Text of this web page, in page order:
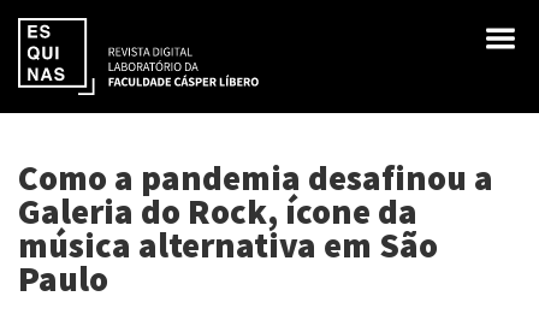
Como a pandemia desafinou a
Galeria do Rock, ícone da
música alternativa em São
Paulo